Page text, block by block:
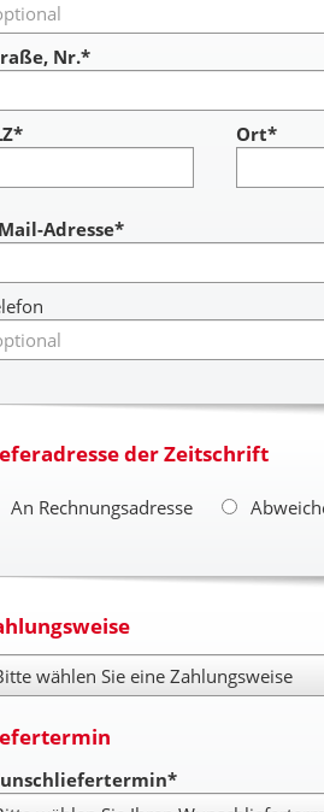
Nr.*
Ort*
Adresse*
der Zeitschrift
An Rechnungsadresse